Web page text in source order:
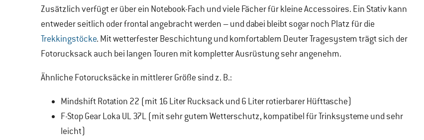
Zusätzlich verfügt er über ein Notebook-Fach und viele Fächer für kleine Accessoires. Ein Stativ kann
entweder seitlich oder frontal angebracht werden – und dabei bleibt sogar noch Platz für die
Trekkingstöcke. Mit wetterfester Beschichtung und komfortablem Deuter Tragesystem trägt sich der
Fotorucksack auch bei langen Touren mit kompletter Ausrüstung sehr angenehm.
Ähnliche Fotorucksäcke in mittlerer Größe sind z. B.:
Mindshift Rotation 22 (mit 16 Liter Rucksack und 6 Liter rotierbarer Hüfttasche)
F-Stop Gear Loka UL 37L (mit sehr gutem Wetterschutz, kompatibel für Trinksysteme und sehr
leicht)